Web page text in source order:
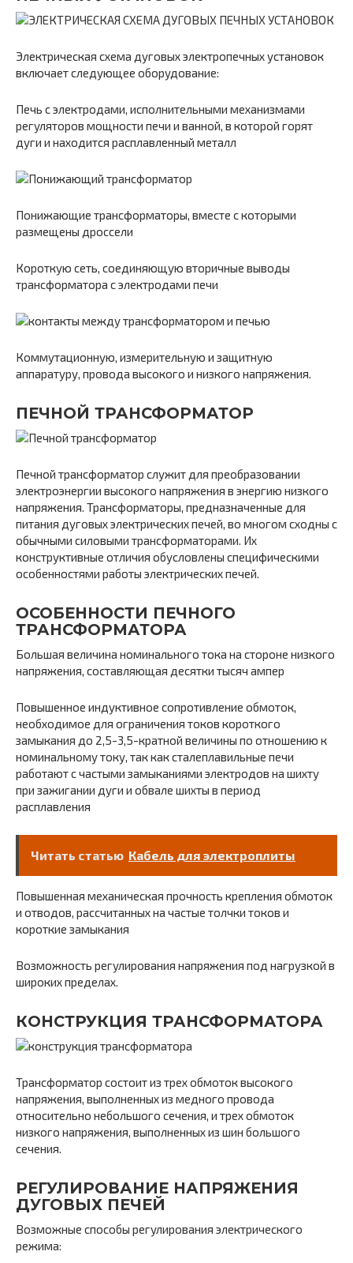
Электрическая схема дуговых электропечных установок
включает следующее оборудование:
Печь с электродами, исполнительными механизмами
регуляторов мощности печи и ванной, в которой горят
дуги и находится расплавленный металл
Понижающие трансформаторы, вместе с которыми
размещены дроссели
Короткую сеть, соединяющую вторичные выводы
трансформатора с электродами печи
Коммутационную, измерительную и защитную
аппаратуру, провода высокого и низкого напряжения.
ПЕЧНОЙ ТРАНСФОРМАТОР
Печной трансформатор служит для преобразовании
электроэнергии высокого напряжения в энергию низкого
напряжения. Трансформаторы, предназначенные для
питания дуговых электрических печей, во многом сходны с
обычными силовыми трансформаторами. Их
конструктивные отличия обусловлены специфическими
особенностями работы электрических печей.
ОСОБЕННОСТИ ПЕЧНОГО
ТРАНСФОРМАТОРА
Большая величина номинального тока на стороне низкого
напряжения, составляющая десятки тысяч ампер
Повышенное индуктивное сопротивление обмоток,
необходимое для ограничения токов короткого
замыкания до 2,5-3,5-кратной величины по отношению к
номинальному току, так как сталеплавильные печи
работают с частыми замыканиями электродов на шихту
при зажигании дуги и обвале шихты в период
расплавления
Читать статью Кабель для электроплиты
Повышенная механическая прочность крепления обмоток
и отводов, рассчитанных на частые толчки токов и
короткие замыкания
Возможность регулирования напряжения под нагрузкой в
широких пределах.
КОНСТРУКЦИЯ ТРАНСФОРМАТОРА
Трансформатор состоит из трех обмоток высокого
напряжения, выполненных из медного провода
относительно небольшого сечения, и трех обмоток
низкого напряжения, выполненных из шин большого
сечения.
РЕГУЛИРОВАНИЕ НАПРЯЖЕНИЯ
ДУГОВЫХ ПЕЧЕЙ
Возможные способы регулирования электрического
режима: